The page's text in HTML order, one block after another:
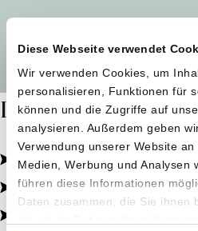
Diese Webseite verwendet
Wir verwenden Cookies, um
personalisieren, Funktionen für
können und die Zugriffe auf
analysieren. Außerdem geben
Verwendung unserer Website
Medien, Werbung und Analysen
führen diese Informationen
Daten zusammen, die Sie ihnen
Dafür stehen wir
Pestizidfrei angebaut,
Natürliche Zutaten,
Von kleinen Höfen, direkt